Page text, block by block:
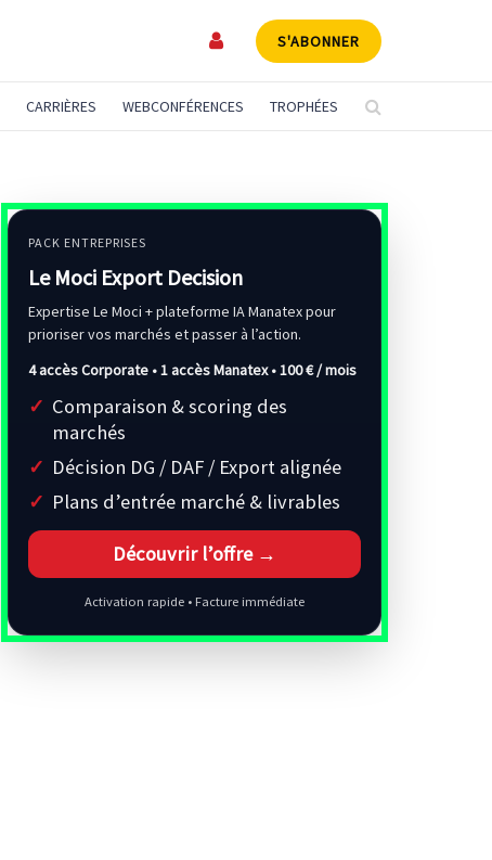
S'ABONNER
CARRIÈRES WEBCONFÉRENCES TROPHÉES
PACK ENTREPRISES
Le Moci Export Decision
Expertise Le Moci + plateforme IA Manatex pour
prioriser vos marchés et passer à l’action.
4 accès Corporate • 1 accès Manatex •100 € / mois
Comparaison & scoring des
marchés
Décision DG / DAF / Export alignée
Plans d’entrée marché & livrables
Découvrir l’offre →
Activation rapide • Facture immédiate